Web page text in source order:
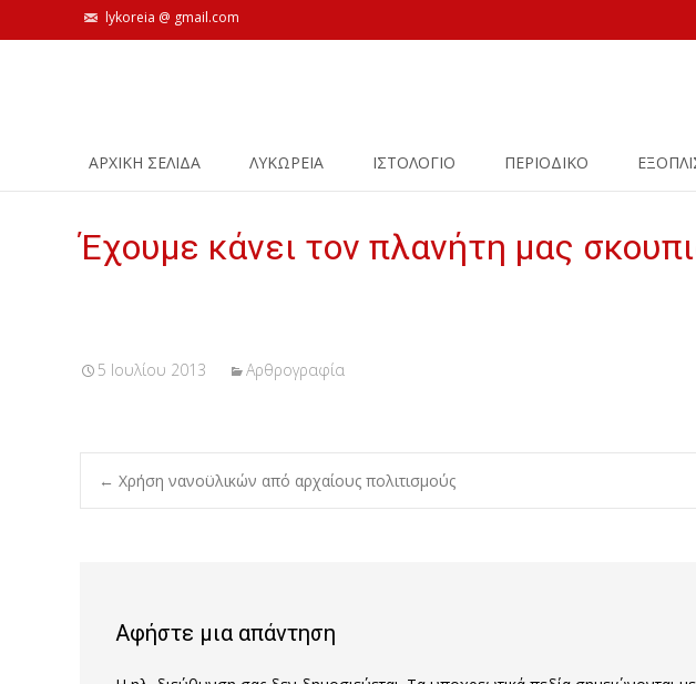
lykoreia @ gmail.com
ΑΡΧΙΚΗ ΣΕΛΙΔΑ ΛΥΚΩΡΕΙΑ ΙΣΤΟΛΌΓΙΟ ΠΕΡΙΟΔΙΚΟ
Έχουμε κάνει τον πλανήτη μας
5 Ιουλίου 2013 Αρθρογραφία
Post
← Χρήση νανοϋλικών από αρχαίους πολιτισμούς
Αφήστε μια απάντηση